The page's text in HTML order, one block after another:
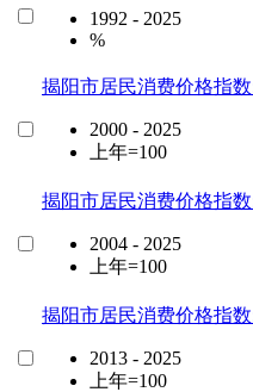
1992 - 2025
%
揭阳市居民消费价格指
2000 - 2025
上年=100
揭阳市居民消费价格指
2004 - 2025
上年=100
揭阳市居民消费价格指
2013 - 2025
上年=100